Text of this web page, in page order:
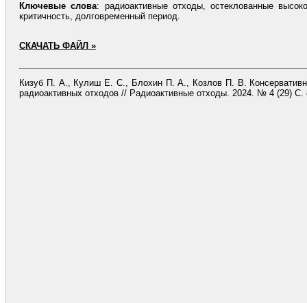
Ключевые слова: радиоактивные отходы, остеклованные
критичность, долговременный период.
СКАЧАТЬ ФАЙЛ »
Кизуб П. А., Кулиш Е. С., Блохин П. А., Козлов П. В.
радиоактивных отходов // Радиоактивные отходы. 2024. № 4 (29)